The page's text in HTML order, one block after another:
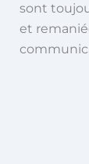
sont
et